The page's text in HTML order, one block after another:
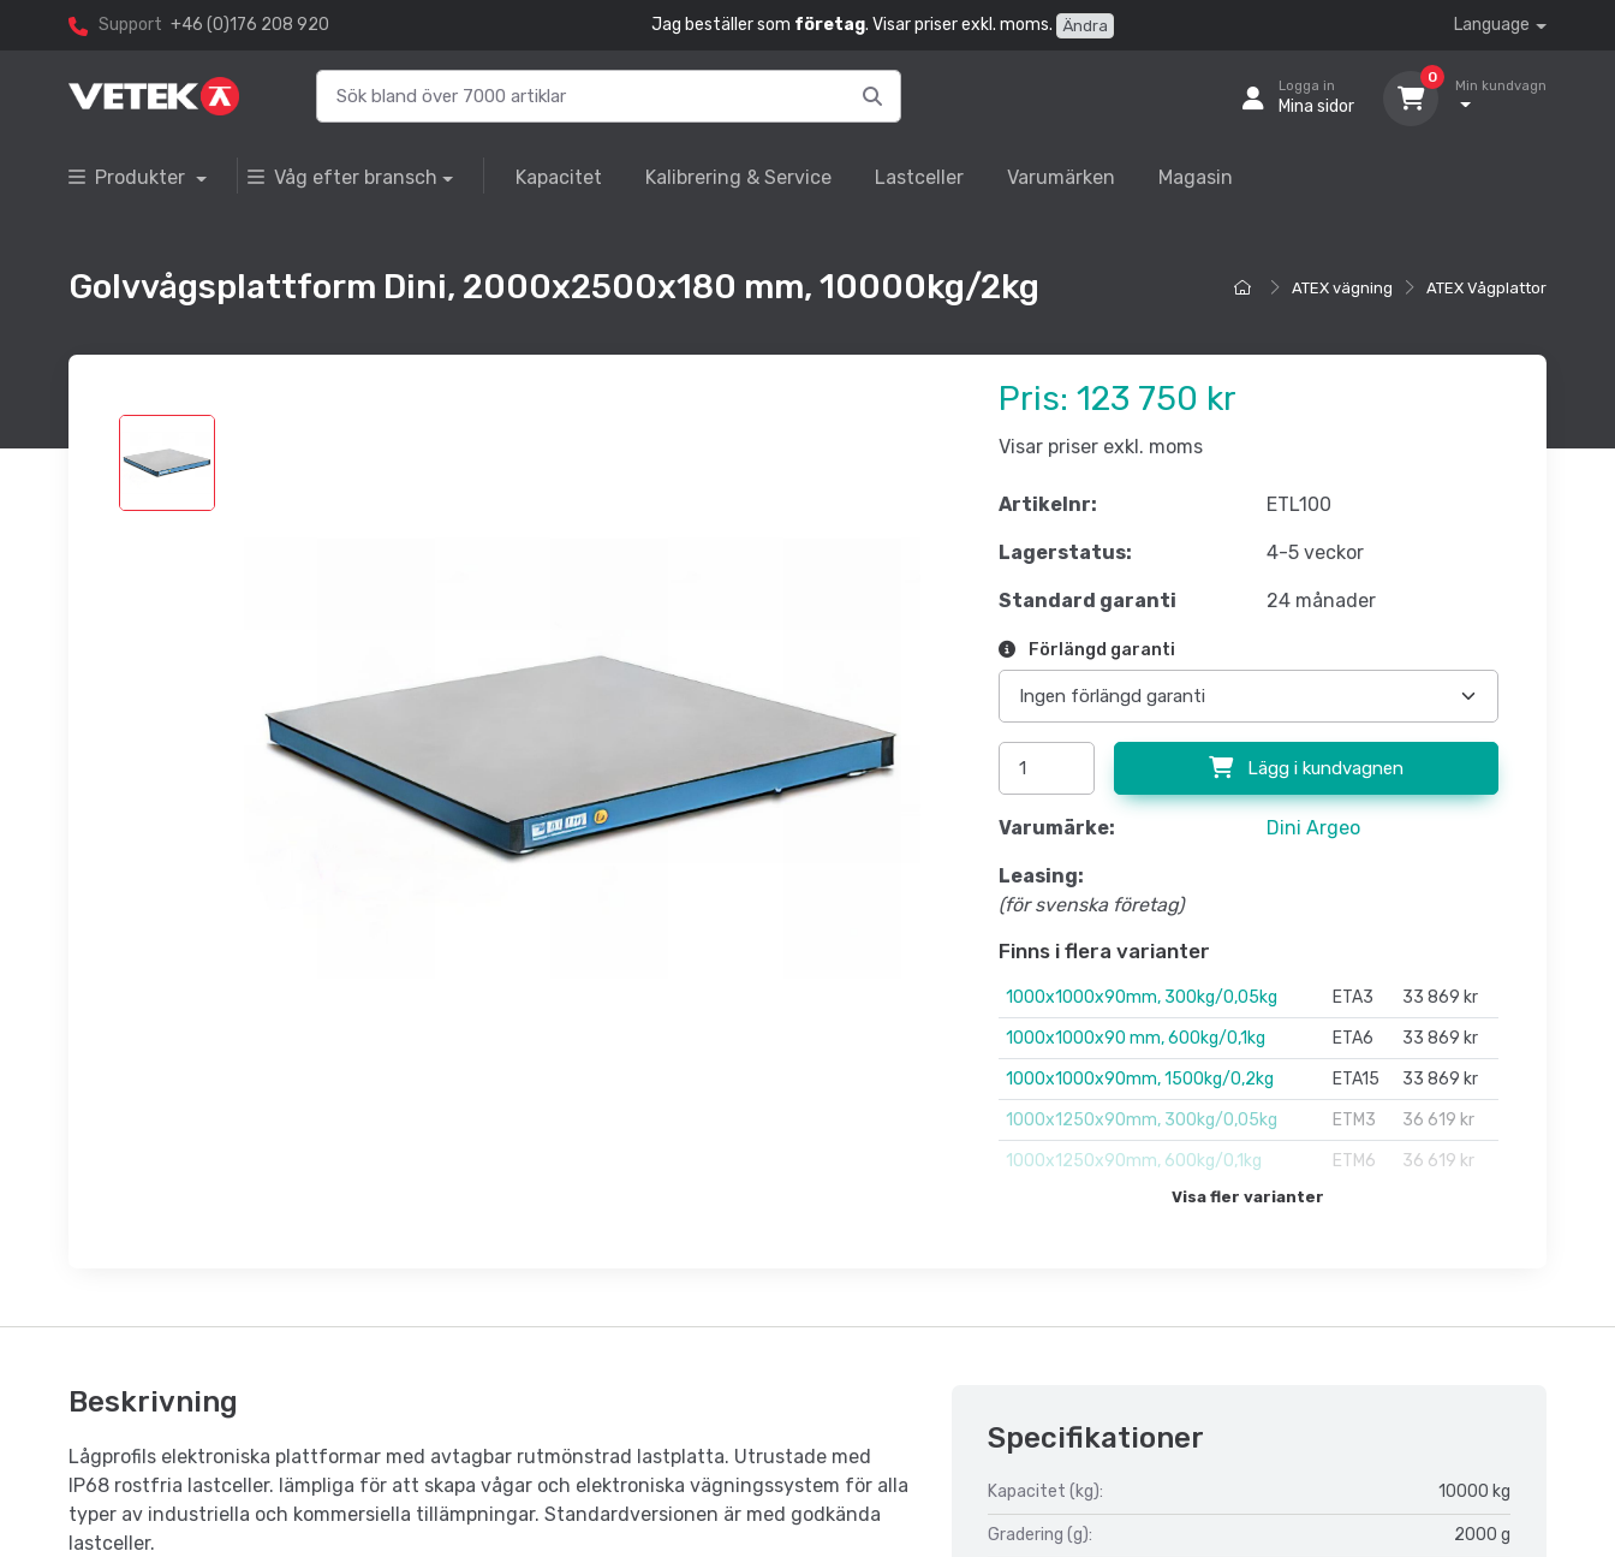
Support +46 (0)176 208 920 Jag beställer som företag. Visar priser exkl. moms. Ändra Language
Logga in
Mina sidor
0
Min kundvagn
Produkter Våg efter bransch Kapacitet Kalibrering & Service Lastceller Varumärken Magasin
ATEX vägning ATEX Vågplattor
Golvvågsplattform Dini, 2000x2500x180 mm, 10000kg/2kg
Pris: 123 750 kr
Visar priser exkl. moms
Artikelnr: ETL100
Lagerstatus: 4-5 veckor
Standard garanti 24 månader
Förlängd garanti
Lägg i kundvagnen
Varumärke: Dini Argeo
Leasing:
(för svenska företag)
Finns i flera varianter
1000x1000x90mm, 300kg/0,05kg ETA3
33 869 kr
1000x1000x90 mm, 600kg/0,1kg
ETA6
33 869 kr
1000x1000x90mm, 1500kg/0,2kg
ETA15
33 869 kr
1000x1250x90mm, 300kg/0,05kg
ETM3
36 619 kr
1000x1250x90mm, 600kg/0,1kg
ETM6 36 619 kr
Visa fler varianter
Beskrivning
Lågprofils elektroniska plattformar med avtagbar rutmönstrad lastplatta. Utrustade med
IP68 rostfria lastceller. lämpliga för att skapa vågar och elektroniska vägningssystem för alla
typer av industriella och kommersiella tillämpningar. Standardversionen är med godkända
lastceller.
Specifikationer
Kapacitet (kg): 10000 kg
Gradering (g): 2000 g